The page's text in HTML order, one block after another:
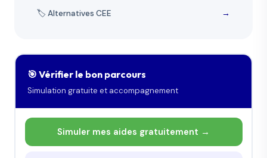
🏷️ Alternatives CEE →
🎯 Vérifier le bon parcours
Simulation gratuite et accompagnement
Simuler mes aides gratuitement →